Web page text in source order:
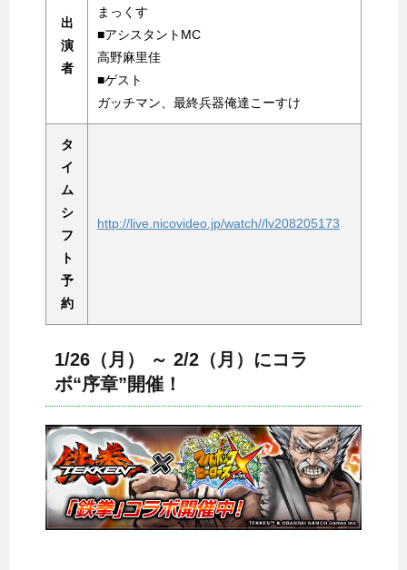
出
演
者
まっくす
■アシスタントMC
高野麻里佳
■ゲスト
ガッチマン、最終兵器俺達こーすけ
タ
イ
ム
シ
フ
ト
予
約
http://live.nicovideo.jp/watch//lv208205173
1/26（月） ～ 2/2（月）にコラ
ボ“序章”開催！